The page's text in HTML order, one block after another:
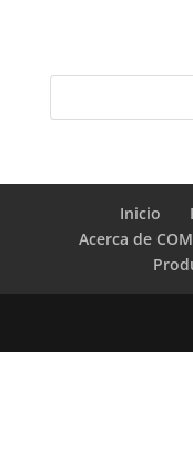
Inicio
Acerca de